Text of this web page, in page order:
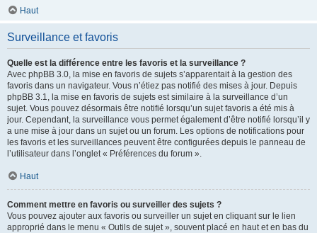
Haut
Surveillance et favoris
Quelle est la différence entre les favoris et la surveillance ?
Avec phpBB 3.0, la mise en favoris de sujets s’apparentait à la gestion des
favoris dans un navigateur. Vous n’étiez pas notifié des mises à jour. Depuis
phpBB 3.1, la mise en favoris de sujets est similaire à la surveillance d’un
sujet. Vous pouvez désormais être notifié lorsqu’un sujet favoris a été mis à
jour. Cependant, la surveillance vous permet également d’être notifié lorsqu’il y
a une mise à jour dans un sujet ou un forum. Les options de notifications pour
les favoris et les surveillances peuvent être configurées depuis le panneau de
l’utilisateur dans l’onglet « Préférences du forum ».
Haut
Comment mettre en favoris ou surveiller des sujets ?
Vous pouvez ajouter aux favoris ou surveiller un sujet en cliquant sur le lien
approprié dans le menu « Outils de sujet », souvent placé en haut et en bas du